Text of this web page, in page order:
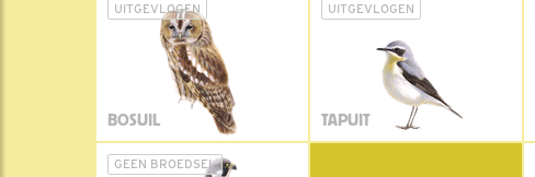
UITGEVLOGEN
BOSUIL
UITGEVLOGEN
TAPUIT
GEEN BROEDSEL